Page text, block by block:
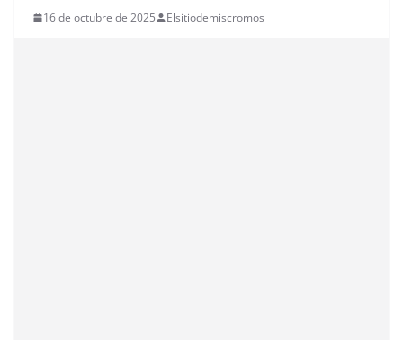
16 de octubre de 2025 Elsitiodemiscromos